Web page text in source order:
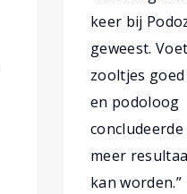
keer bij
geweest.
zooltjes
en podoloog
meer
kan worden.”